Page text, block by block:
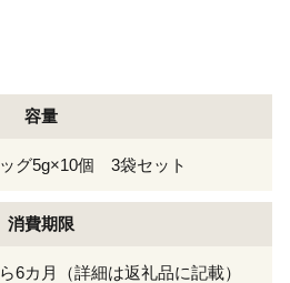
容量
グ5g×10個 3袋セット
消費期限
6カ月（詳細は返礼品に記載）